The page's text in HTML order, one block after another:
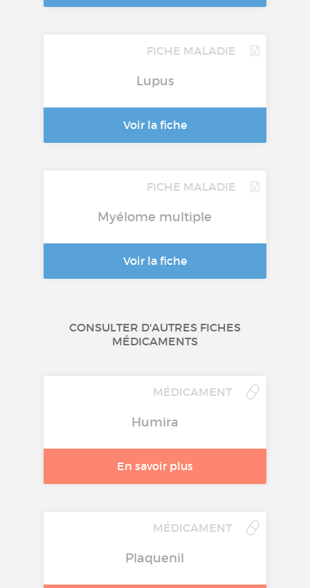
FICHE MALADIE
Lupus
Voir la fiche
FICHE MALADIE
Myélome multiple
Voir la fiche
CONSULTER D'AUTRES FICHES
MÉDICAMENTS
MÉDICAMENT
Humira
En savoir plus
MÉDICAMENT
Plaquenil